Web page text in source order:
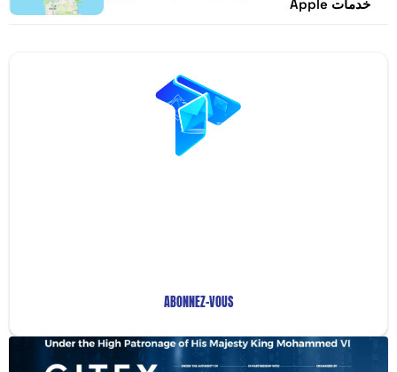
خدمات Apple
ABONNEZ-VOUS